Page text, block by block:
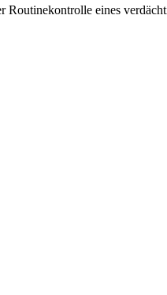
Routinekontrolle eines